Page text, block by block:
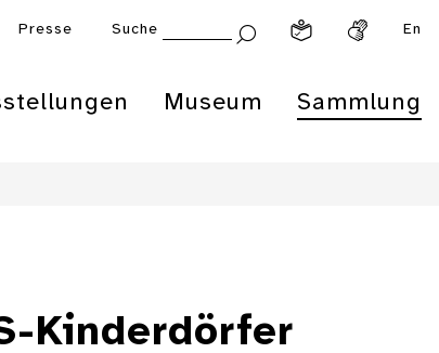
Presse Suche En
Museum Sammlung
Kinderdörfer